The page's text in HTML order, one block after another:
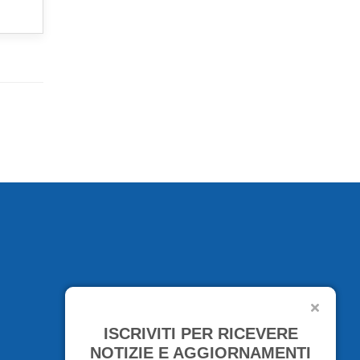
ISCRIVITI PER RICEVERE
NOTIZIE E AGGIORNAMENTI